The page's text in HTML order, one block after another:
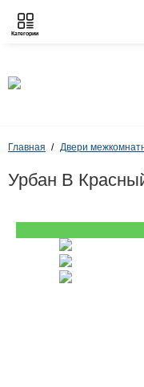
Категории
Главная Двери
Урбан В